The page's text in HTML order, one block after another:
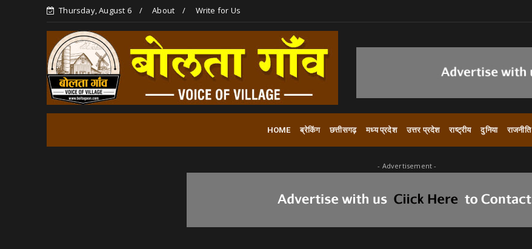
Thursday, August 6 About Write for Us
HOME ब्रेकिंग छत्तीसगढ़ मध्य प्रदेश उत्तर प्रदेश राष्ट्रीय दुनिया राजनीति
- Advertisement -